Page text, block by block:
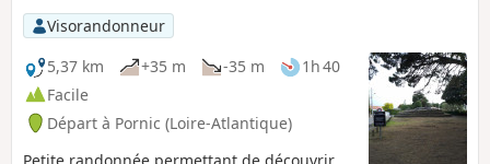
Visorandonneur
5,37 km
+35 m -35 m
1h 40
Facile
Départ à Pornic (Loire-Atlantique)
Petite randonnée permettant de découvrir